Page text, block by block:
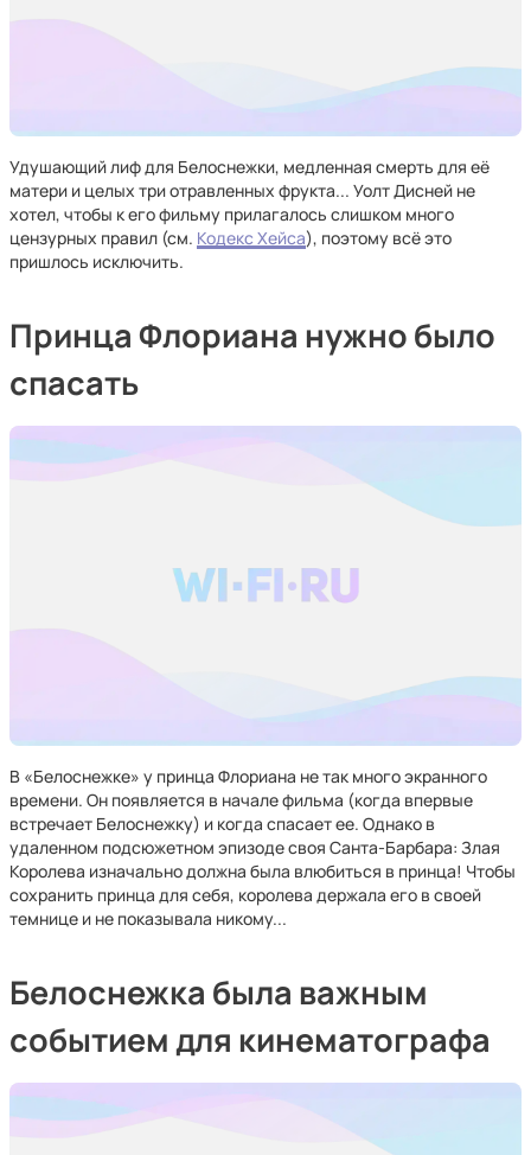
Удушающий лиф для Белоснежки, медленная смерть для её
матери и целых три отравленных фрукта... Уолт Дисней не
хотел, чтобы к его фильму прилагалось слишком много
цензурных правил (см. Кодекс Хейса), поэтому всё это
пришлось исключить.
Принца Флориана нужно было
спасать
В «Белоснежке» у принца Флориана не так много экранного
времени. Он появляется в начале фильма (когда впервые
встречает Белоснежку) и когда спасает ее. Однако в
удаленном подсюжетном эпизоде своя Санта-Барбара: Злая
Королева изначально должна была влюбиться в принца! Чтобы
сохранить принца для себя, королева держала его в своей
темнице и не показывала никому...
Белоснежка была важным
событием для кинематографа